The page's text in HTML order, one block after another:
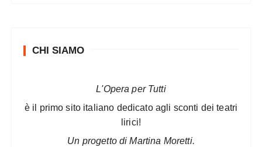
CHI SIAMO
L'Opera per Tutti
è il primo sito italiano dedicato agli sconti dei teatri
lirici!
Un progetto di Martina Moretti.